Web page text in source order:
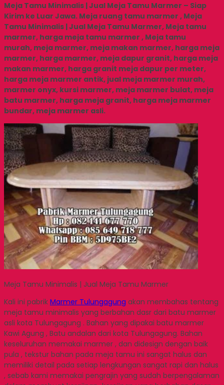
Meja Tamu Minimalis | Jual Meja Tamu Marmer – Siap
Kirim ke Luar Jawa. Meja ruang tamu marmer , Meja
Tamu Minimalis | Jual Meja Tamu Marmer, Meja tamu
marmer, harga meja tamu marmer , Meja tamu
murah, meja marmer, meja makan marmer, harga meja
marmer, harga marmer, meja dapur granit, harga meja
makan marmer, harga granit meja dapur per meter,
harga meja marmer antik, jual meja marmer murah,
marmer onyx, kursi marmer, meja marmer bulat, meja
batu marmer, harga meja granit, harga meja marmer
bundar, meja marmer asli.
Meja Tamu Minimalis | Jual Meja Tamu Marmer
Kali ini pabrik Marmer Tulungagung akan membahas tentang
meja tamu minimalis yang berbahan dasr dari batu marmer
asli kota Tulungagung . Bahan yang dipakai batu marmer
Kawi Agung , Batu andalan dari kota Tulungagung. Bahan
keseluruhan memakai marmer , dan didesign dengan baik
pula , tekstur bahan pada meja tamu ini sangat halus dan
memiliki detail pada setiap lengkungan sangat rapi dan halus
, sebab kami memakai pengrajin yang sudah berpengalaman